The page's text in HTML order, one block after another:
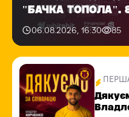
"БАЧКА ТОПОЛА".
06.08.2026, 16:30 85